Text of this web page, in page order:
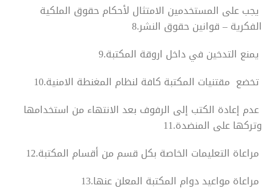
يجب على المستخدمين الامتثال لأحكام حقوق الملكية
الفكرية – قوانين حقوق النشر.8
يمنع التدخين في داخل اروقة المكتبة.9
تخضع مقتنيات المكتبة كافة لنظام المغنطة الامنية.10
عدم إعادة الكتب إلى الرفوف بعد الانتهاء من استخدامها
وتركها على المنضدة.11
مراعاة التعليمات الخاصة بكل قسم من أقسام المكتبة.12
مراعاة مواعيد دوام المكتبة المعلن عنها.13